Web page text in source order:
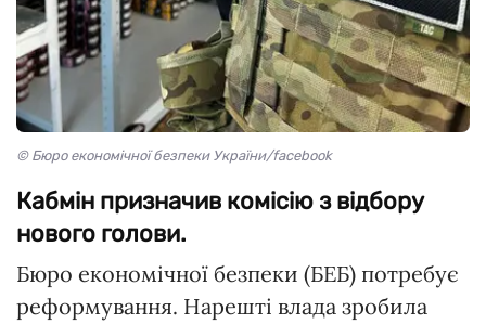
© Бюро економічної безпеки України/facebook
Кабмін призначив комісію з відбору
нового голови.
Бюро економічної безпеки (БЕБ) потребує
реформування. Нарешті влада зробила